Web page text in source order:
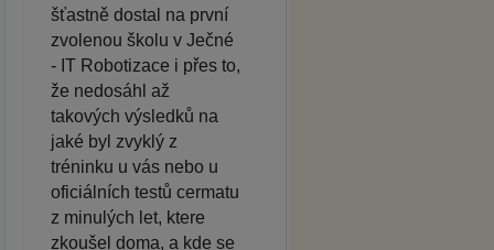
šťastně dostal na první
zvolenou školu v Ječné
- IT Robotizace i přes to,
že nedosáhl až
takových výsledků na
jaké byl zvyklý z
tréninku u vás nebo u
oficiálních testů cermatu
z minulých let, ktere
zkoušel doma, a kde se